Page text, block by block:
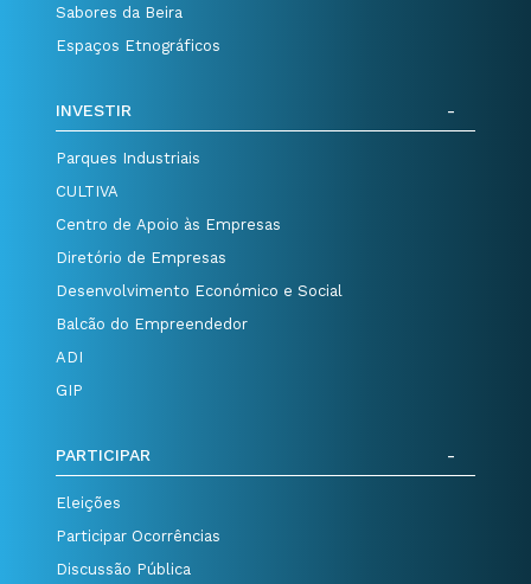
Sabores da Beira
Espaços Etnográficos
INVESTIR
Parques Industriais
CULTIVA
Centro de Apoio às Empresas
Diretório de Empresas
Desenvolvimento Económico e Social
Balcão do Empreendedor
ADI
GIP
PARTICIPAR
Eleições
Participar Ocorrências
Discussão Pública